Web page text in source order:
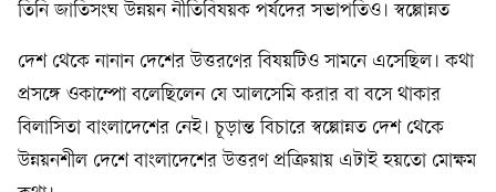
তিনি জাতিসংঘ উন্নয়ন নীতিবিষয়ক পর্ষদের সভাপতিও। স্বল্পোন্নত
দেশ থেকে নানান দেশের উত্তরণের বিষয়টিও সামনে এসেছিল। কথা
প্রসঙ্গে ওকাম্পো বলেছিলেন যে আলসেমি করার বা বসে থাকার
বিলাসিতা বাংলাদেশের নেই। চূড়ান্ত বিচারে স্বল্পোন্নত দেশ থেকে
উন্নয়নশীল দেশে বাংলাদেশের উত্তরণ প্রক্রিয়ায় এটাই হয়তো মোক্ষম